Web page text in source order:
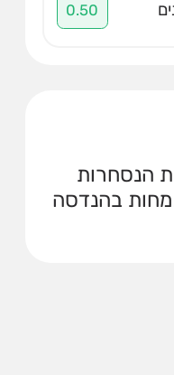
0.50
הנסחרות
בהנדסה